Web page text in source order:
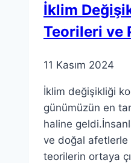
İklim
Teorileri ve
11 Kasım 2024
İklim değişikliği
günümüzün en
haline
ve doğal afetlerle
teorilerin ortaya